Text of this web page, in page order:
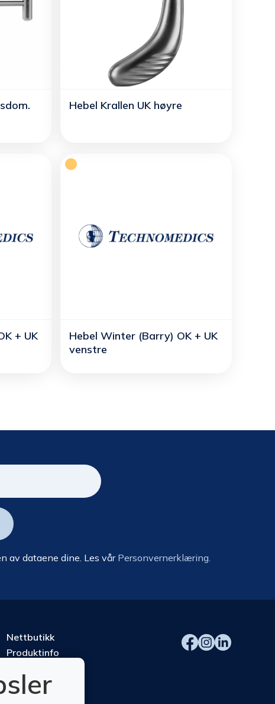
Hebel Krallen UK høyre
+ UK
Hebel Winter (Barry) OK + UK
venstre
av dataene dine. Les vår Personvernerklæring.
Nettbutikk
Produktinfo
Om oss